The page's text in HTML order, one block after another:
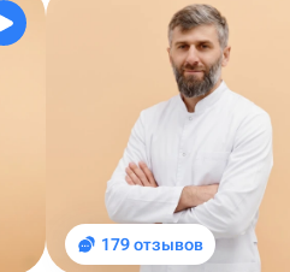
179 отзывов